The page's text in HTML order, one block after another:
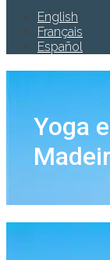
English
Français
Español
Yoga